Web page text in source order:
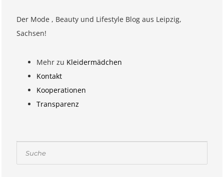
Der Mode , Beauty und Lifestyle Blog aus Leipzig,
Sachsen!
Mehr zu Kleidermädchen
Kontakt
Kooperationen
Transparenz